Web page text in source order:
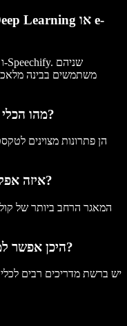
משתמשים בבינה
מהו הכלי בעל הדיבור הכי טבעי לשימוש אישי?
איזה אפליקציות כוללות קולות של מפורסמים?
היכן אפשר למצוא מדריכים לטקסט לדיבור ברשת?
יש ברשת מדריכים רבים